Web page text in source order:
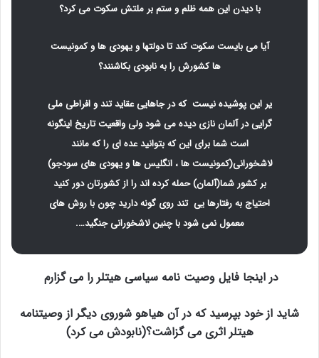
با دیدن این همه ظلم و ستم بر ملتش سکوت می کرد؟
آیا می بایست سکوت کند تا دولتها و یهودی ها و کمونیست
ها کشورش را به نابودی بکاشنند؟
یر این پوشیده نیست که در جاهایی عقاید تند و افراطی ملی
گرایی در آلمان نازی دیده می شود ولی واقعیت تاریخ اینگونه
است شما برای این که بتوانید عده ای را که مانند
لاشخورانی(کمونیست ها ، انگلیس ها و یهودی های سودجو)
بر کشور شما(آلمان) حمله کرده اند را از کشورتان دور کنید
احتیاج به رفتارها یی تند روی گونه دارید چون با روش های
معمول نمی شود با چنین لاشخورانی جنگید….
در اینجا فایل وصیت نامه سیاسی هیتلر را می گزارم
شاید از خود بپرسید که در آن هیاهو شوروی دیگر از وصیتنامه
هیتلر اثری می گزاشت؟(نابودش می کرد)